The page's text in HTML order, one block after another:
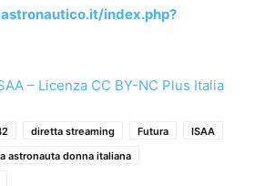
index.php?
– Licenza CC BY-NC Plus Italia
diretta streaming Futura
ISAA
astronauta donna italiana